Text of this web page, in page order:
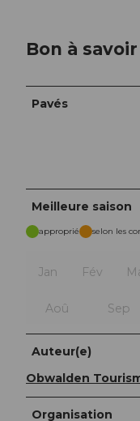
Bon à savoir
Pavés
Meilleure saison
approprié selon les
Jan Fév
Aoû Sep
Auteur(e)
Obwalden
Organisation